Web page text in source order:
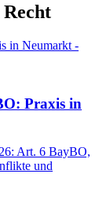
Praxis in
Art. 6 BayBO,
und